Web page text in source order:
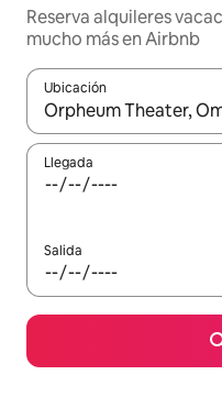
Reserva alquileres
mucho más en Airbnb
Ubicación
Cuando los resultados
Llegada
Salida